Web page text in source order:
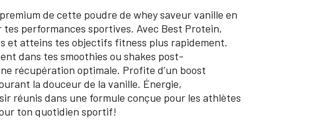
de cette poudre de whey saveur vanille en
tes performances sportives. Avec Best Protein,
et atteins tes objectifs fitness plus rapidement.
dans tes smoothies ou shakes post-
récupération optimale. Profite d’un boost
la douceur de la vanille. Énergie,
réunis dans une formule conçue pour les athlètes
ton quotidien sportif!